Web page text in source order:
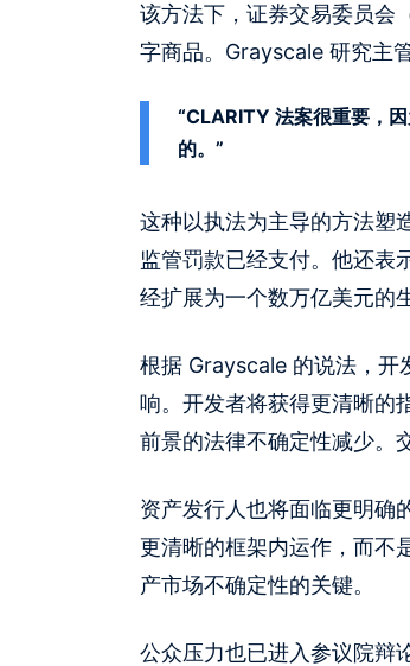
该方法下，证券交易委员会
字商品。Grayscale 研究主
“CLARITY 法案很重要，
的。”
这种以执法为主导的方法塑
监管罚款已经支付。他还表
经扩展为一个数万亿美元的
根据 Grayscale 的说法，开
响。开发者将获得更清晰的
前景的法律不确定性减少。
资产发行人也将面临更明确
更清晰的框架内运作，而不
产市场不确定性的关键。
公众压力也已进入参议院